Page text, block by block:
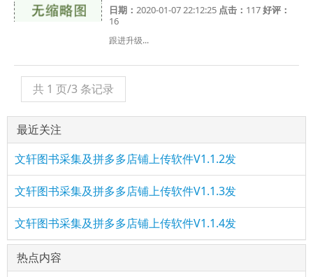
日期：2020-01-07 22:12:25 点击： 117好评：
16
跟进升级...
共 1 页/3 条记录
最近关注
文轩图书采集及拼多多店铺上传软件V1.1.2发
文轩图书采集及拼多多店铺上传软件V1.1.3发
文轩图书采集及拼多多店铺上传软件V1.1.4发
热点内容